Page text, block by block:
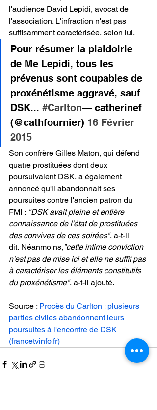
l'audience David Lepidi, avocat de
l'association. L'infraction n'est pas
suffisamment caractérisée, selon lui.
Pour résumer la plaidoirie
de Me Lepidi, tous les
prévenus sont coupables de
proxénétisme aggravé, sauf
DSK... #Carlton— catherinef
(@cathfournier) 16 Février
2015
Son confrère Gilles Maton, qui défend
quatre prostituées dont deux
poursuivaient DSK, a également
annoncé qu'il abandonnait ses
poursuites contre l'ancien patron du
FMI : "DSK avait pleine et entière
connaissance de l'état de prostituées
des convives de ces soirées", a-t-il
dit. Néanmoins, "cette intime conviction
n'est pas de mise ici et elle ne suffit pas
à caractériser les éléments constitutifs
du proxénétisme", a-t-il ajouté.
Source : Procès du Carlton : plusieurs
parties civiles abandonnent leurs
poursuites à l'encontre de DSK
(francetvinfo.fr)